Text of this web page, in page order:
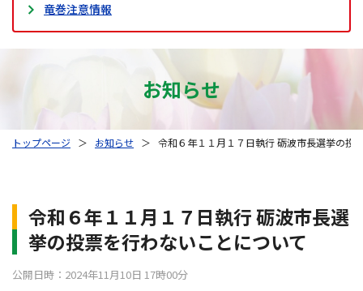
竜巻注意情報
お知らせ
トップページ ＞ お知らせ ＞ 令和６年１１月１７日執行 砺波市長選挙の投
令和６年１１月１７日執行 砺波市長選
挙の投票を行わないことについて
公開日時：2024年11月10日 17時00分